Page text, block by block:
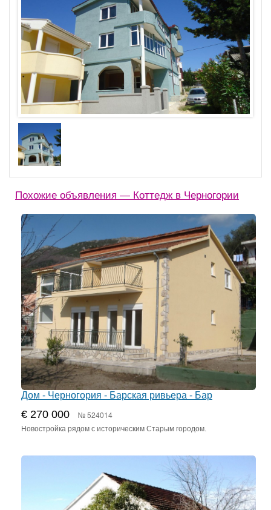
Похожие объявления — Коттедж в Черногории
Дом - Черногория - Барская ривьера - Бар
€ 270 000 № 524014
Новостройка рядом с историческим Старым городом.